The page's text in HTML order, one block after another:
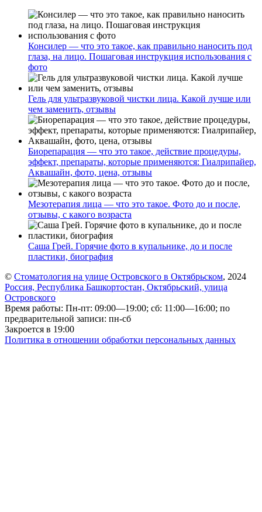
Консилер — что это такое, как правильно наносить под
глаза, на лицо. Пошаговая инструкция использования с
фото
Гель для ультразвуковой чистки лица. Какой лучше или
чем заменить, отзывы
Биорепарация — что это такое, действие процедуры,
эффект, препараты, которые применяются: Гиалрипайер,
Аквашайн, фото, цена, отзывы
Мезотерапия лица — что это такое. Фото до и после,
отзывы, с какого возраста
Саша Грей. Горячие фото в купальнике, до и после
пластики, биография
© Стоматология на улице Островского в Октябрьском, 2024
Россия, Республика Башкортостан, Октябрьский, улица
Островского
Время работы: Пн-пт: 09:00—19:00; сб: 11:00—16:00; по
предварительной записи: пн-сб
Закроется в 19:00
Политика в отношении обработки персональных данных